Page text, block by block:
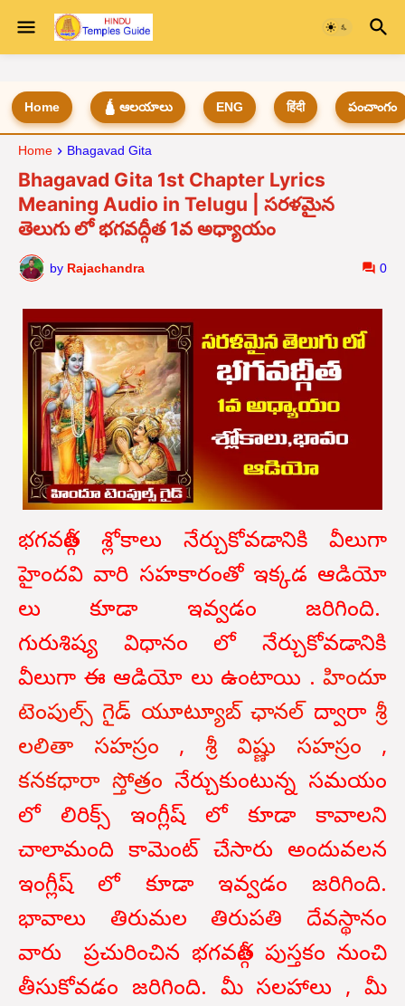
Home 🛕 ఆలయాలు ENG हिंदी పంచాంగం
Home Bhagavad Gita
Bhagavad Gita 1st Chapter Lyrics
Meaning Audio in Telugu | సరళమైన
తెలుగు లో భగవద్గీత 1వ అధ్యాయం
by Rajachandra 0
భగవద్గీత శ్లోకాలు నేర్చుకోవడానికి వీలుగా
హైందవి వారి సహకారంతో ఇక్కడ ఆడియో
లు కూడా ఇవ్వడం జరిగింది.
గురుశిష్య విధానం లో నేర్చుకోవడానికి
వీలుగా ఈ ఆడియో లు ఉంటాయి . హిందూ
టెంపుల్స్ గైడ్ యూట్యూబ్ ఛానల్ ద్వారాశ్రీ
లలితా సహస్రం , శ్రీ విష్ణు సహస్రం ,
కనకధారా స్తోత్రం నేర్చుకుంటున్న సమయం
లో లిరిక్స్ ఇంగ్లీష్ లో కూడా కావాలని
చాలామంది కామెంట్ చేసారు అందువలన
ఇంగ్లీష్ లో కూడా ఇవ్వడం జరిగింది.
భావాలు తిరుమల తిరుపతి దేవస్థానం
వారు ప్రచురించిన భగవద్గీత పుస్తకం నుంచి
తీసుకోవడం జరిగింది. మీ సలహాలు , మీ